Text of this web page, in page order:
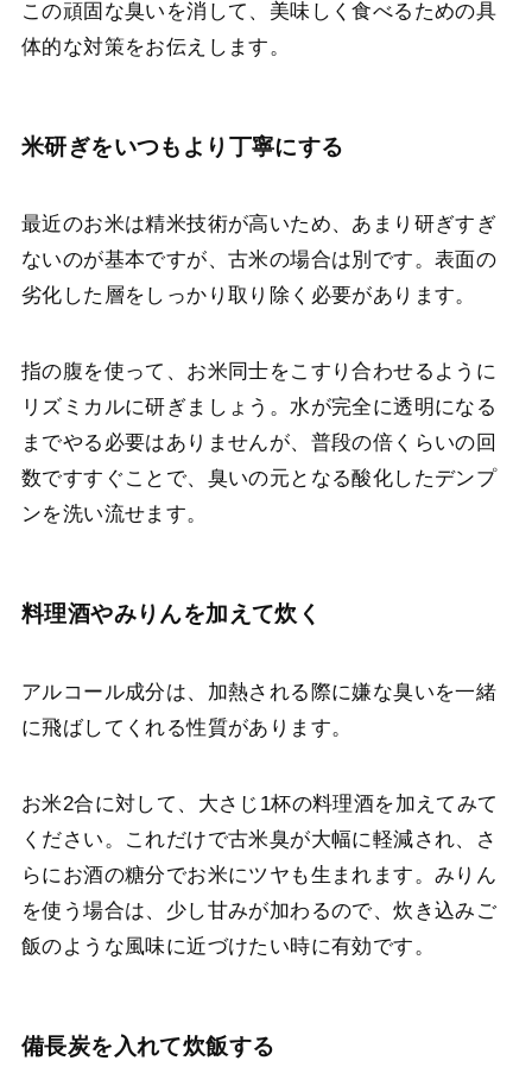
この頑固な臭いを消して、美味しく食べるための具
体的な対策をお伝えします。
米研ぎをいつもより丁寧にする
最近のお米は精米技術が高いため、あまり研ぎすぎ
ないのが基本ですが、古米の場合は別です。表面の
劣化した層をしっかり取り除く必要があります。
指の腹を使って、お米同士をこすり合わせるように
リズミカルに研ぎましょう。水が完全に透明になる
までやる必要はありませんが、普段の倍くらいの回
数ですすぐことで、臭いの元となる酸化したデンプ
ンを洗い流せます。
料理酒やみりんを加えて炊く
アルコール成分は、加熱される際に嫌な臭いを一緒
に飛ばしてくれる性質があります。
お米2合に対して、大さじ1杯の料理酒を加えてみて
ください。これだけで古米臭が大幅に軽減され、さ
らにお酒の糖分でお米にツヤも生まれます。みりん
を使う場合は、少し甘みが加わるので、炊き込みご
飯のような風味に近づけたい時に有効です。
備長炭を入れて炊飯する